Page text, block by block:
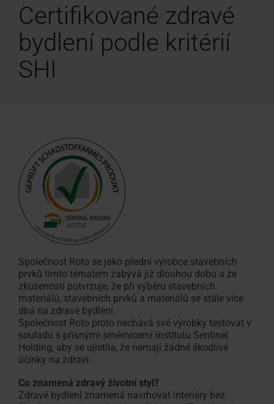
Certifikované zdravé
bydlení podle kritérií
SHI
Společnost Roto se jako přední výrobce stavebních
prvků tímto tématem zabývá již dlouhou dobu a ze
zkušenosti potvrzuje, že při výběru stavebních
materiálů, stavebních prvků a materiálů se stále více
dbá na zdravé bydlení.
Společnost Roto proto nechává své výrobky testovat v
souladu s přísnými směrnicemi institutu Sentinel
Holding, aby se ujistila, že nemají žádné škodlivé
účinky na zdraví.
Co znamená zdravý životní styl?
Zdravé bydlení znamená navrhovat interiéry bez